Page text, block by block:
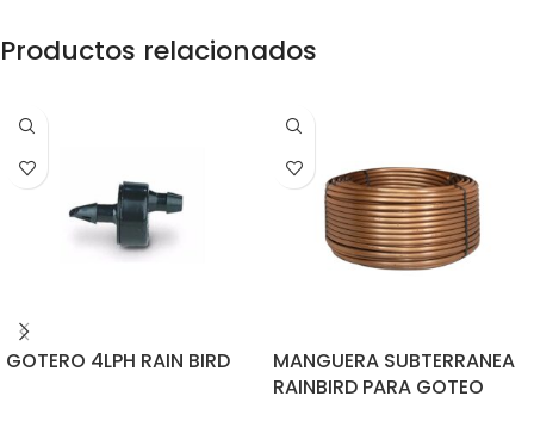
Productos relacionados
GOTERO 4LPH RAIN BIRD
MANGUERA SUBTERRANEA
RAINBIRD PARA GOTEO